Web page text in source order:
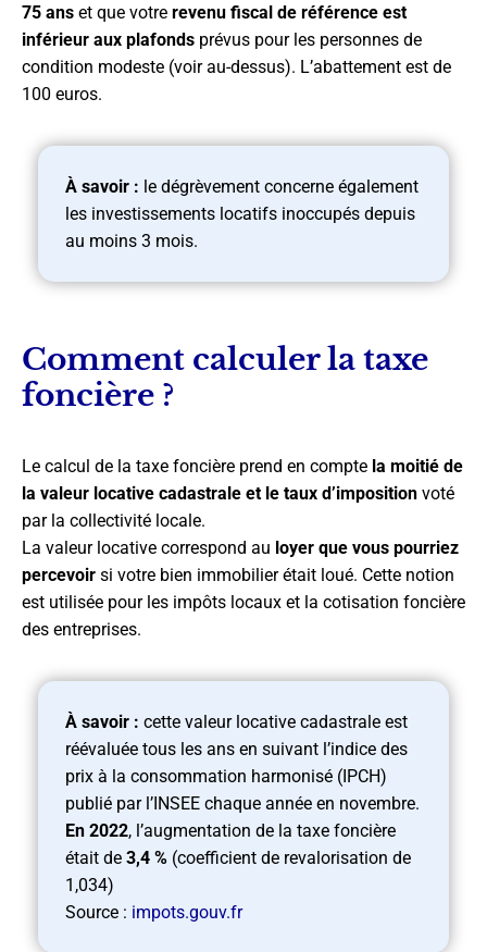
75 ans et que votre revenu fiscal de référence est
inférieur aux plafonds prévus pour les personnes de
condition modeste (voir au-dessus). L’abattement est de
100 euros.
À savoir : le dégrèvement concerne également
les investissements locatifs inoccupés depuis
au moins 3 mois.
Comment calculer la taxe
foncière ?
Le calcul de la taxe foncière prend en compte la moitié de
la valeur locative cadastrale et le taux d’imposition voté
par la collectivité locale.
La valeur locative correspond au loyer que vous pourriez
percevoir si votre bien immobilier était loué. Cette notion
est utilisée pour les impôts locaux et la cotisation foncière
des entreprises.
À savoir : cette valeur locative cadastrale est
réévaluée tous les ans en suivant l’indice des
prix à la consommation harmonisé (IPCH)
publié par l’INSEE chaque année en novembre.
En 2022, l’augmentation de la taxe foncière
était de 3,4 % (coefficient de revalorisation de
1,034)
Source : impots.gouv.fr